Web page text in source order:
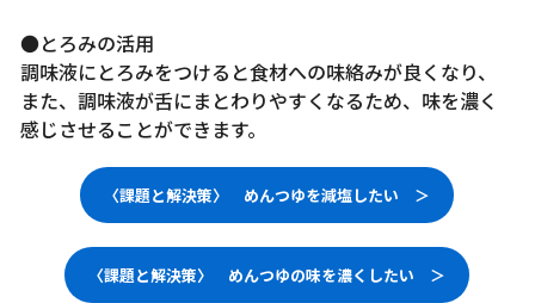
●とろみの活用
調味液にとろみをつけると食材への味絡みが良くなり、
また、調味液が舌にまとわりやすくなるため、味を濃く
感じさせることができます。
〈課題と解決策〉 めんつゆを減塩したい ＞
〈課題と解決策〉 めんつゆの味を濃くしたい ＞